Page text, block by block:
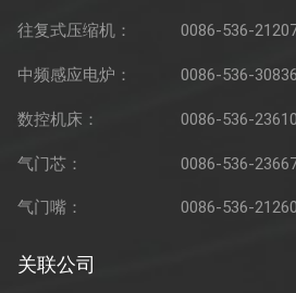
往复式压缩机： 0086-536-
中频感应电炉： 0086-536-
数控机床： 0086-536-
气门芯： 0086-536-
气门嘴： 0086-536-
关联公司